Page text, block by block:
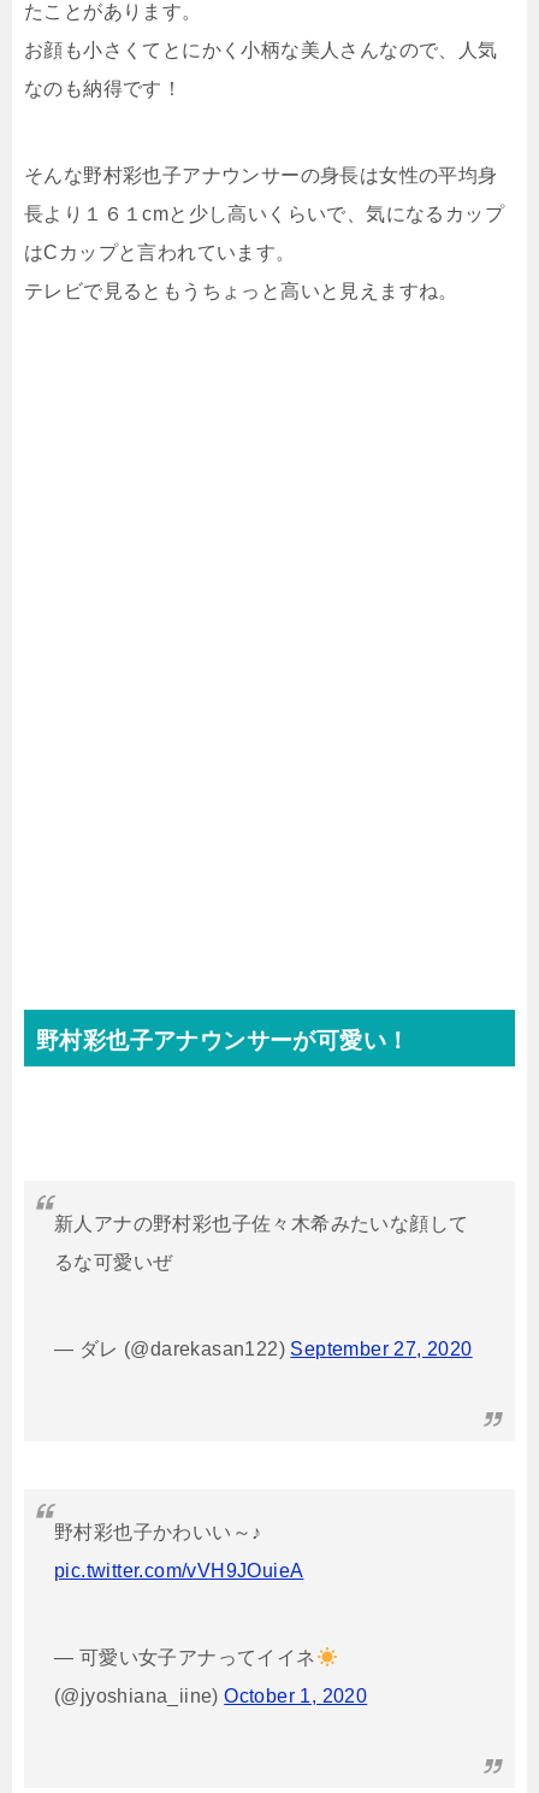
たことがあります。
お顔も小さくてとにかく小柄な美人さんなので、人気
なのも納得です！
そんな野村彩也子アナウンサーの身長は女性の平均身
長より１６１cmと少し高いくらいで、気になるカップ
はCカップと言われています。
テレビで見るともうちょっと高いと見えますね。
野村彩也子アナウンサーが可愛い！
新人アナの野村彩也子佐々木希みたいな顔して
るな可愛いぜ
— ダレ (@darekasan122) September 27, 2020
野村彩也子かわいい～♪
pic.twitter.com/vVH9JOuieA
— 可愛い女子アナってイイネ
(@jyoshiana_iine)October 1, 2020